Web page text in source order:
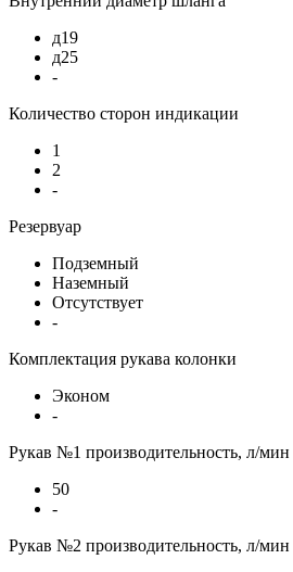
д19
д25
-
Количество сторон индикации
1
2
-
Резервуар
Подземный
Наземный
Отсутствует
-
Комплектация рукава колонки
Эконом
-
Рукав №1 производительность, л/мин
50
-
Рукав №2 производительность, л/мин